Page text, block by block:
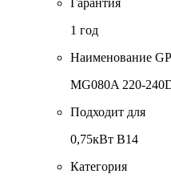
1 год
Наименование
MG080A 220-
Подходит для
0,75кВт B14
Категория